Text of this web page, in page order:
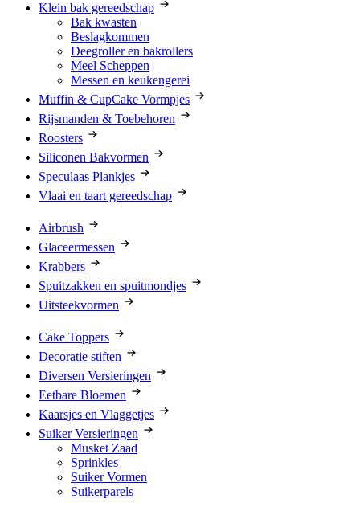
Klein bak gereedschap
Bak kwasten
Beslagkommen
Deegroller en bakrollers
Meel Scheppen
Messen en keukengerei
Muffin & CupCake Vormpjes
Rijsmanden & Toebehoren
Roosters
Siliconen Bakvormen
Speculaas Plankjes
Vlaai en taart gereedschap
Airbrush
Glaceermessen
Krabbers
Spuitzakken en spuitmondjes
Uitsteekvormen
Cake Toppers
Decoratie stiften
Diversen Versieringen
Eetbare Bloemen
Kaarsjes en Vlaggetjes
Suiker Versieringen
Musket Zaad
Sprinkles
Suiker Vormen
Suikerparels